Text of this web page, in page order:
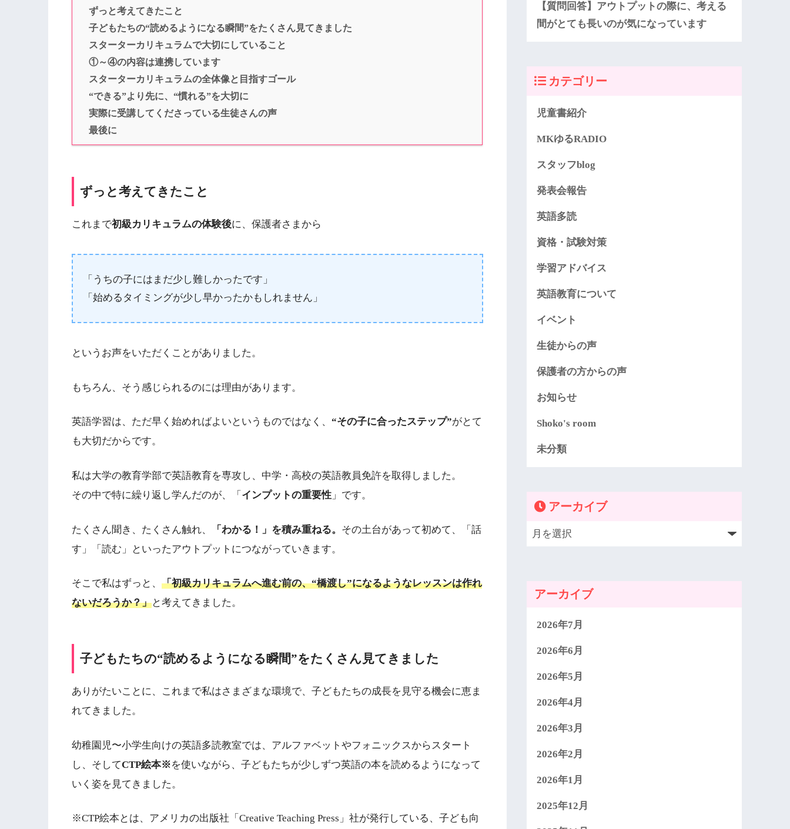
ずっと考えてきたこと
子どもたちの“読めるようになる瞬間”をたくさん見てきました
スターターカリキュラムで大切にしていること
①～④の内容は連携しています
スターターカリキュラムの全体像と目指すゴール
“できる”より先に、“慣れる”を大切に
実際に受講してくださっている生徒さんの声
最後に
ずっと考えてきたこと
これまで初級カリキュラムの体験後に、保護者さまから
「うちの子にはまだ少し難しかったです」
「始めるタイミングが少し早かったかもしれません」
というお声をいただくことがありました。
もちろん、そう感じられるのには理由があります。
英語学習は、ただ早く始めればよいというものではなく、 “その子に合ったステップ”がとて
も大切だからです。
私は大学の教育学部で英語教育を専攻し、中学・高校の英語教員免許を取得しました。
その中で特に繰り返し学んだのが、「 インプットの重要性 」です。
たくさん聞き、たくさん触れ、 「わかる！」を積み重ねる。 その土台があって初めて、「話
す」「読む」といったアウトプットにつながっていきます。
そこで私はずっと、 「初級カリキュラムへ進む前の、“橋渡し”になるようなレッスンは作れ
ないだろうか？」と考えてきました。
子どもたちの“読めるようになる瞬間”をたくさん見てきました
ありがたいことに、これまで私はさまざまな環境で、子どもたちの成長を見守る機会に恵ま
れてきました。
幼稚園児〜小学生向けの英語多読教室では、アルファベットやフォニックスからスタート
し、そしてCTP絵本※を使いながら、子どもたちが少しずつ英語の本を読めるようになって
いく姿を見てきました。
※CTP絵本とは、アメリカの出版社「Creative Teaching Press」社が発行している、子ども向
【質問回答】アウトプットの際に、考える
間がとても長いのが気になっています
カテゴリー
児童書紹介
MKゆるRADIO
スタッフblog
発表会報告
英語多読
資格・試験対策
学習アドバイス
英語教育について
イベント
生徒からの声
保護者の方からの声
お知らせ
Shoko's room
未分類
アーカイブ
アーカイブ
2026年7月
2026年6月
2026年5月
2026年4月
2026年3月
2026年2月
2026年1月
2025年12月